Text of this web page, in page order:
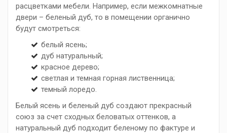
расцветками мебели. Например, если межкомнатные
двери – беленый дуб, то в помещении органично
будут смотреться:
белый ясень;
дуб натуральный;
красное дерево;
светлая и темная горная лиственница;
темный лоредо.
Белый ясень и беленый дуб создают прекрасный
союз за счет сходных беловатых оттенков, а
натуральный дуб подходит беленому по фактуре и